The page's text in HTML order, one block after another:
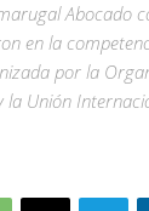
Abocado
en la
por la
la Unión